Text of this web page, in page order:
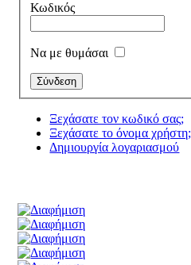
Κωδικός
Να με θυμάσαι
Ξεχάσατε τον κωδικό σας;
Ξεχάσατε το όνομα χρήστη;
Δημιουργία λογαριασμού